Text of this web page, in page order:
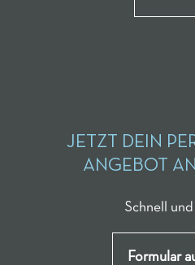
JETZT DEIN
ANGEBOT
Schnell
Formular